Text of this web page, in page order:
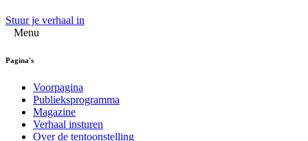
Stuur je verhaal in
Menu
Pagina's
Voorpagina
Publieksprogramma
Magazine
Verhaal insturen
Over de tentoonstelling